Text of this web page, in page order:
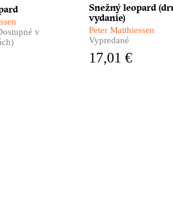
hlboká
román. Taký je
Petra
pútnika po
v
Himalájske
nezvyčajný cestopis,
meditácia i silný
autobiografický
Matthiessena, pútnika
Snežný leopard
vydanie)
Peter Matthiessen
Vypredané
17,01 €